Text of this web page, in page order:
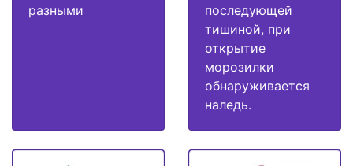
разными
последующей
тишиной, при
открытие
морозилки
обнаруживается
наледь.